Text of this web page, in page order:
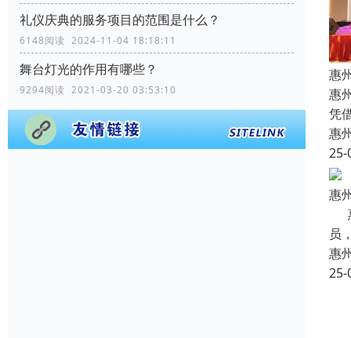
礼仪庆典的服务项目的范围是什么？
6148阅读 2024-11-04 18:18:11
舞台灯光的作用有哪些？
9294阅读 2021-03-20 03:53:10
惠
惠
凭
惠
25-
惠
员
惠
25-